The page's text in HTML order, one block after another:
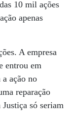
10 mil ações
apenas
A empresa
entrou em
ação no
reparação
só seriam